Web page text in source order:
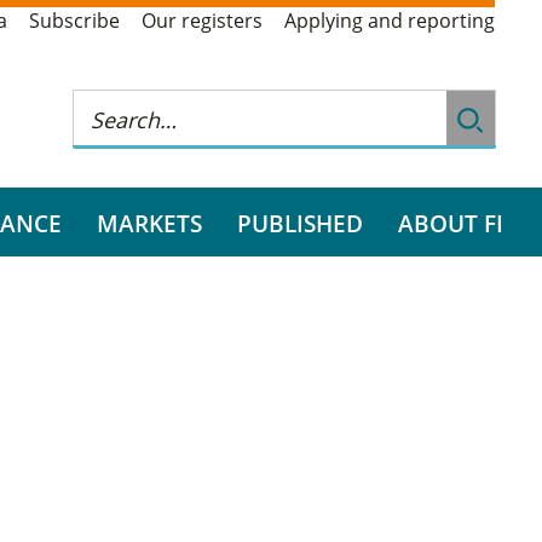
Subscribe Our registers Applying and reporting
MARKETS PUBLISHED ABOUT FI